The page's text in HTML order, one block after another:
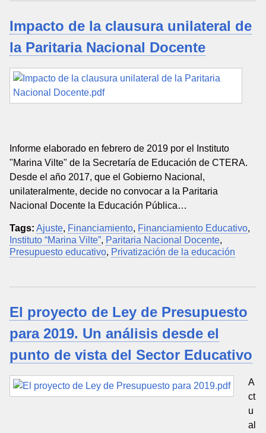
Impacto de la clausura unilateral de
la Paritaria Nacional Docente
Informe elaborado en febrero de 2019 por el Instituto
"Marina Vilte" de la Secretaría de Educación de CTERA.
Desde el año 2017, que el Gobierno Nacional,
unilateralmente, decide no convocar a la Paritaria
Nacional Docente la Educación Pública…
Tags: Ajuste, Financiamiento, Financiamiento Educativo,
Instituto “Marina Vilte”, Paritaria Nacional Docente,
Presupuesto educativo, Privatización de la educación
El proyecto de Ley de Presupuesto
para 2019. Un análisis desde el
punto de vista del Sector Educativo
A
ct
u
al